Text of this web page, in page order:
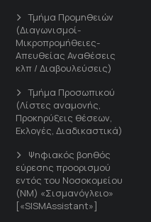
Τμήμα Προμηθειών
(Διαγωνισμοί-
Μικροπρομήθειες-
Απευθείας Αναθέσεις
κλπ / Διαβουλεύσεις)
Τμήμα Προσωπικού
(Λίστες αναμονής,
Προκηρύξεις θέσεων,
Εκλογές, Διαδικαστικά)
Ψηφιακός βοηθός
εύρεσης προορισμού
εντός του Νοσοκομείου
(ΝΜ) «Σισμανόγλειο»
[«SISMAssistant»]